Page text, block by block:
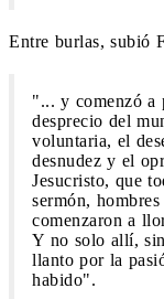
Entre burlas, subió
"... y comenzó a
desprecio del
voluntaria, el
desnudez y el
Jesucristo, que
sermón,
comenzaron a
Y no solo allí,
llanto por la
habido".